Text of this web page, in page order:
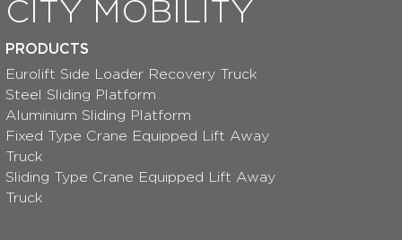
CITY MOBILITY
PRODUCTS
Eurolift Side Loader Recovery Truck
Steel Sliding Platform
Aluminium Sliding Platform
Fixed Type Crane Equipped Lift Away
Truck
Sliding Type Crane Equipped Lift Away
Truck